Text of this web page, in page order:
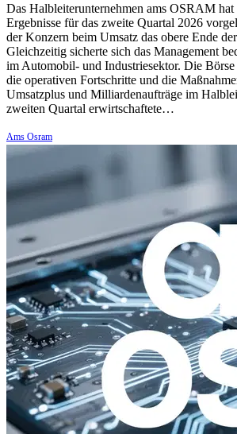
Das Halbleiterunternehmen ams OSRAM hat
Ergebnisse für das zweite Quartal 2026
der Konzern beim Umsatz das obere Ende
Gleichzeitig sicherte sich das Management
im Automobil- und Industriesektor. Die
die operativen Fortschritte und die
Umsatzplus und Milliardenaufträge im
zweiten Quartal erwirtschaftete…
Ams Osram